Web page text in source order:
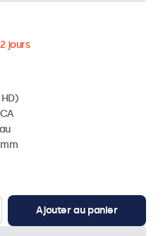
jours
Ajouter au panier